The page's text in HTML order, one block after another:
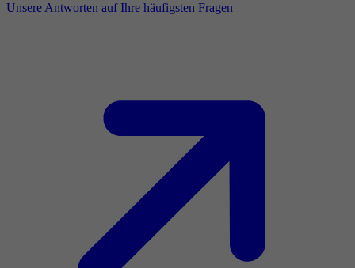
Unsere Antworten auf Ihre häufigsten Fragen